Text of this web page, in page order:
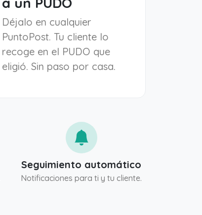
Déjalo en cualquier
PuntoPost. Tu cliente lo
recoge en el PUDO que
eligió. Sin paso por casa.
Seguimiento automático
Notificaciones para ti y tu cliente.